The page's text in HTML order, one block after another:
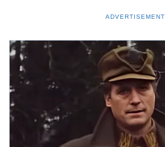
ADVERTISEMENT